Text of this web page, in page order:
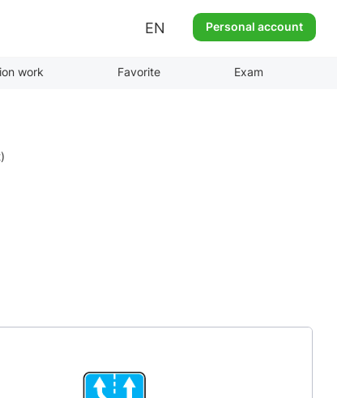
EN Personal account
work Favorite Exam